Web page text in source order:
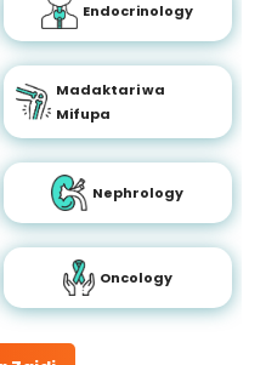
Endocrinology
Madaktari wa
Mifupa
Nephrology
Oncology